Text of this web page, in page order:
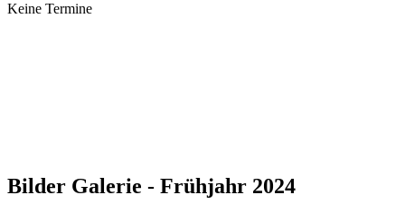
Keine Termine
Bilder Galerie - Frühjahr 2024